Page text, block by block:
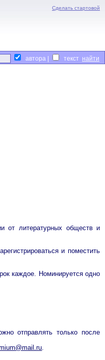
Сделать стартовой
автора | текст
от литературных обществ и
и поместить
каждое. Номинируется одно
отправлять только после
.